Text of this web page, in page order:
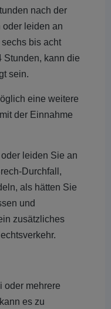
nach der
oder leiden an
bis acht
Stunden, kann die
sein.
eine weitere
der Einnahme
leiden Sie an
Durchfall,
als hätten Sie
und
zusätzliches
oder mehrere
es zu